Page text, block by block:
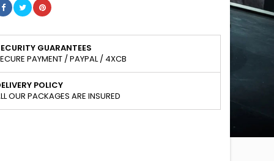
GUARANTEES
PAYMENT / PAYPAL / 4XCB
POLICY
OUR PACKAGES ARE INSURED